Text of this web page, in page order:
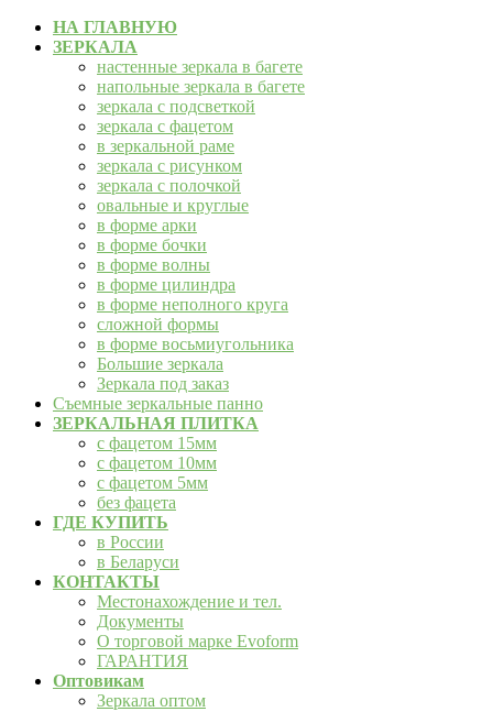
НА ГЛАВНУЮ
ЗЕРКАЛА
настенные зеркала в багете
напольные зеркала в багете
зеркала с подсветкой
зеркала с фацетом
в зеркальной раме
зеркала с рисунком
зеркала с полочкой
овальные и круглые
в форме арки
в форме бочки
в форме волны
в форме цилиндра
в форме неполного круга
сложной формы
в форме восьмиугольника
Большие зеркала
Зеркала под заказ
Съемные зеркальные панно
ЗЕРКАЛЬНАЯ ПЛИТКА
с фацетом 15мм
с фацетом 10мм
с фацетом 5мм
без фацета
ГДЕ КУПИТЬ
в России
в Беларуси
КОНТАКТЫ
Местонахождение и тел.
Документы
О торговой марке Evoform
ГАРАНТИЯ
Оптовикам
Зеркала оптом